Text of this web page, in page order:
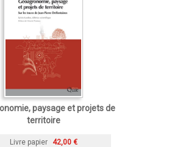
paysage et projets de
territoire
Livre papier 42,00 €